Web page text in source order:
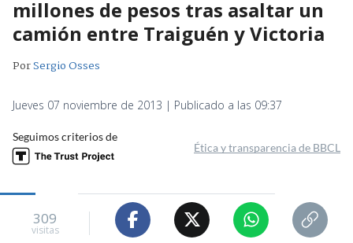
millones de pesos tras asaltar un
camión entre Traiguén y Victoria
PorSergio Osses
Jueves 07 noviembre de 2013 | Publicado a las 09:37
Seguimos criterios de
Ética y transparencia de BBCL
309
visitas